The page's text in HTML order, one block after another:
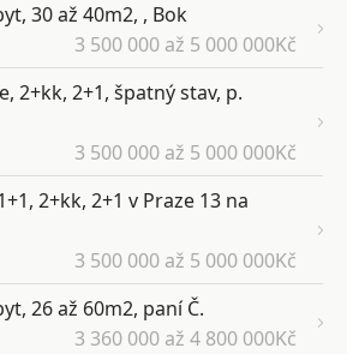
30 až 40m2, , Bok
3 500 000 až 5 000 000Kč
2+kk, 2+1, špatný stav, p.
3 500 000 až 5 000 000Kč
2+kk, 2+1 v Praze 13 na
3 500 000 až 5 000 000Kč
26 až 60m2, paní Č.
3 360 000 až 4 800 000Kč